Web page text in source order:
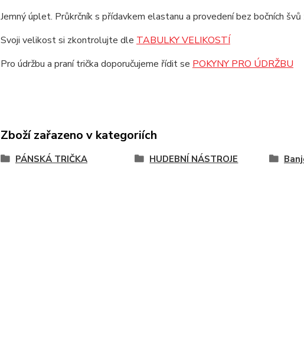
Jemný úplet. Průkrčník s přídavkem elastanu a provedení bez bočních
Svoji velikost si zkontrolujte dle TABULKY VELIKOSTÍ
Pro údržbu a praní trička doporučujeme řídit se POKYNY PRO ÚDRŽBU
Zboží zařazeno v kategoriích
PÁNSKÁ TRIČKA HUDEBNÍ NÁSTROJE